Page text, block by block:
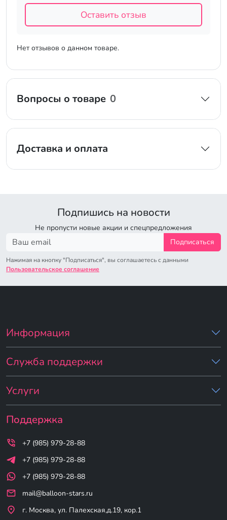
Нет отзывов о данном товаре.
Оставить отзыв
Вопросы о товаре 0
Доставка и оплата
Подпишись на новости
Не пропусти новые акции и спецпредложения
Подписаться
Нажимая на кнопку "Подписаться", вы соглашаетесь с данными
Пользовательское соглашение
Информация
Служба поддержки
Услуги
Поддержка
+7 (985) 979-28-88
+7 (985) 979-28-88
+7 (985) 979-28-88
mail@balloon-stars.ru
г. Москва, ул. Палехская,д.19, кор.1